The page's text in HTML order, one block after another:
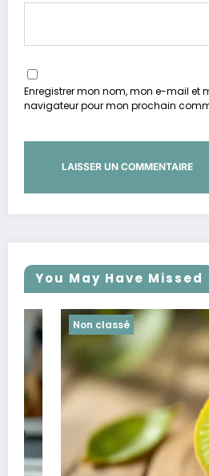
Enregistrer mon nom, mon e-mail et
navigateur pour mon prochain
You May Have Missed
Non classé